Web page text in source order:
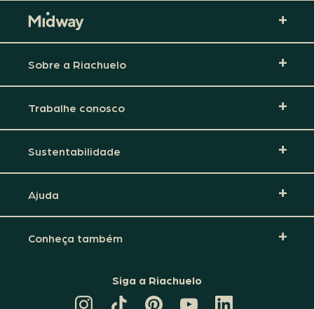
Sobre a Riachuelo
Trabalhe conosco
Sustentabilidade
Ajuda
Conheça também
Siga a Riachuelo
CANAL